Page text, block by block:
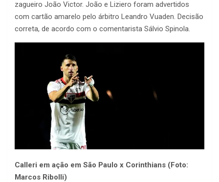
zagueiro João Victor. João e Liziero foram advertidos
com cartão amarelo pelo árbitro Leandro Vuaden. Decisão
correta, de acordo com o comentarista Sálvio Spinola.
Calleri em ação em São Paulo x Corinthians (Foto:
Marcos Ribolli)